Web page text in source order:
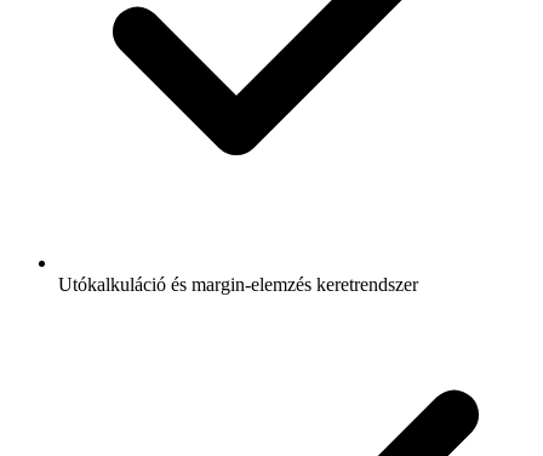
Utókalkuláció és margin-elemzés keretrendszer